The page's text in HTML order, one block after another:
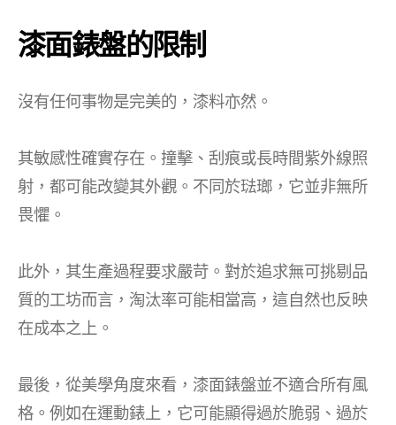
漆面錶盤的限制
沒有任何事物是完美的，漆料亦然。
其敏感性確實存在。撞擊、刮痕或長時間紫外線照
射，都可能改變其外觀。不同於琺瑯，它並非無所
畏懼。
此外，其生產過程要求嚴苛。對於追求無可挑剔品
質的工坊而言，淘汰率可能相當高，這自然也反映
在成本之上。
最後，從美學角度來看，漆面錶盤並不適合所有風
格。例如在運動錶上，它可能顯得過於脆弱、過於